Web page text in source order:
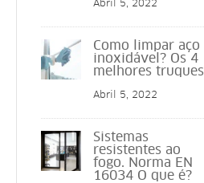
Abril 5, 2022
Como limpar aço
inoxidável? Os 4
melhores truques
Abril 5, 2022
Sistemas
resistentes ao
fogo. Norma EN
16034 O que é?